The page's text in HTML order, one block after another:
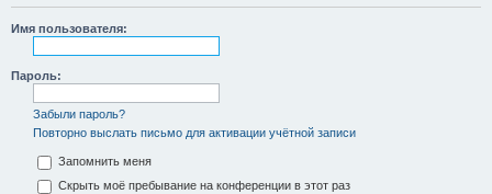
Имя пользователя:
Пароль:
Забыли пароль?
Повторно выслать письмо для активации учётной записи
Запомнить меня
Скрыть моё пребывание на конференции в этот раз